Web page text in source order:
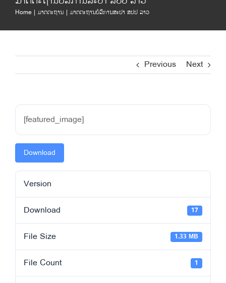
Home ມາດຕະຖານ ມາດຕະຖານບໍລິການສະປາ ສປປ ລາວ
Previous Next
[featured_image]
Download
Version
Download 17
File Size 1.33 MB
File Count 1